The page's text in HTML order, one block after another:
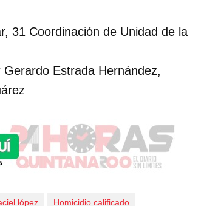
31 Coordinación de Unidad de la
Estrada Hernández,
lópez Homicidio calificado